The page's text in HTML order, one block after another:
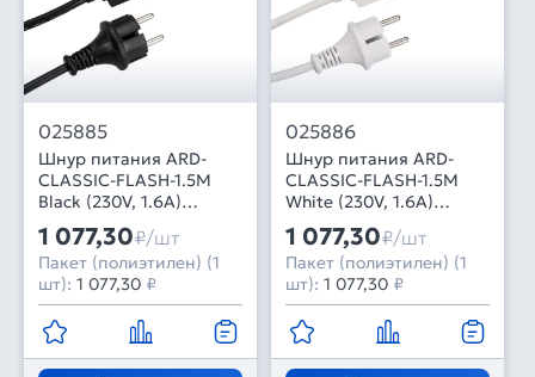
025885
Шнур питания ARD-
CLASSIC-FLASH-1.5M
Black (230V, 1.6A)
(Ardecoled, Закрытый)
1 077,30₽/шт
Пакет (полиэтилен) (1
шт): 1 077,30 ₽
025886
Шнур питания ARD-
CLASSIC-FLASH-1.5M
White (230V, 1.6A)
(Ardecoled, Закрытый)
1 077,30₽/шт
Пакет (полиэтилен) (1
шт): 1 077,30 ₽